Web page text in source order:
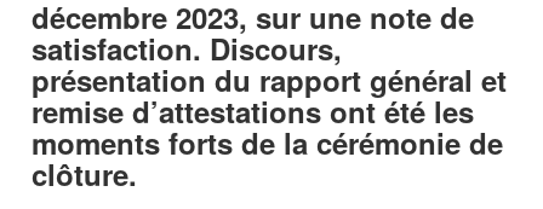
décembre 2023, sur une note de
satisfaction. Discours,
présentation du rapport général et
remise d’attestations ont été les
moments forts de la cérémonie de
clôture.